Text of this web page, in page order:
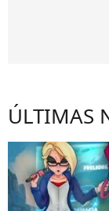
ÚLTIMAS